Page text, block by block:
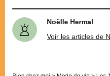
Noëlle Hermal
Voir les articles de